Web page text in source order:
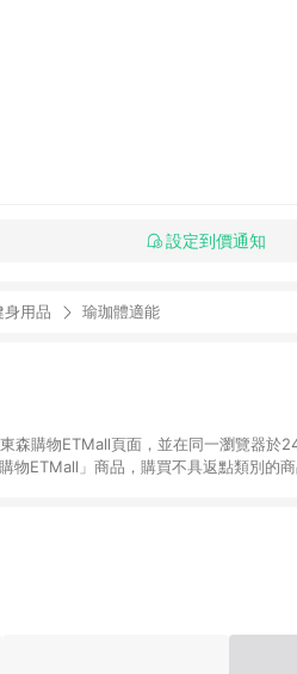
設定到價通知
用品 瑜珈體適能
森購物ETMall頁面，並在同一瀏覽器於
物ETMall」商品，購買不具返點類別的
單、退貨、退款或購物中登出東森購物
一商品最高回饋點數」機制(特殊活動時